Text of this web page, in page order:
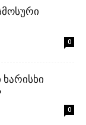
0
0